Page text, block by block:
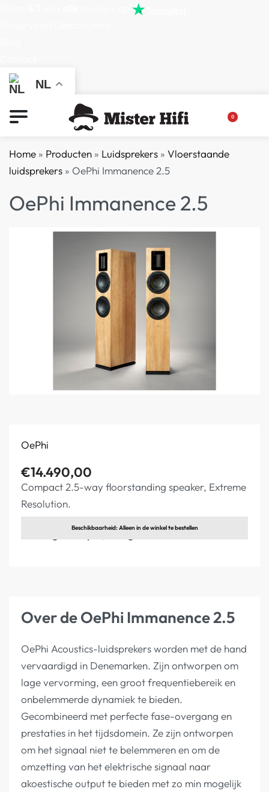
NL
0
Home » Producten » Luidsprekers » Vloerstaande
luidsprekers » OePhi Immanence 2.5
OePhi Immanence 2.5
OePhi
€14.490,00
Compact 2.5-way floorstanding speaker, Extreme
Resolution.
Elders goedkoper, vraag Offerte
Beschikbaarheid: Alleen in de winkel te bestellen
Over de OePhi Immanence 2.5
OePhi Acoustics-luidsprekers worden met de hand
vervaardigd in Denemarken. Zijn ontworpen om
lage vervorming, een groot frequentiebereik en
onbelemmerde dynamiek te bieden.
Gecombineerd met perfecte fase-overgang en
prestaties in het tijdsdomein. Ze zijn ontworpen
om het signaal niet te belemmeren en om de
omzetting van het elektrische signaal naar
akoestische output te bieden met zo min mogelijk